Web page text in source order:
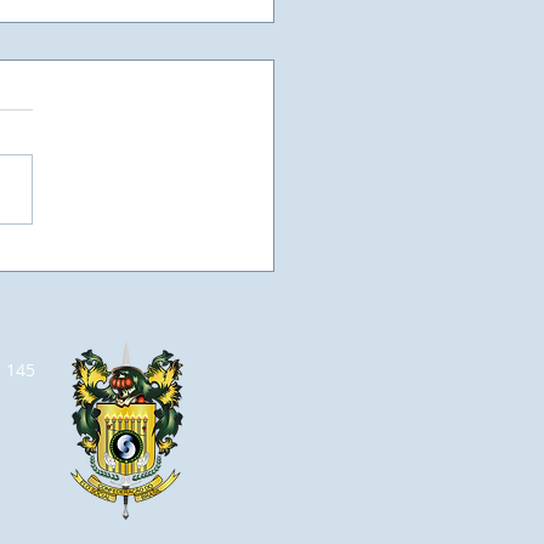
currículo, mas sim
espaço que se abre
o nosso
e
a vaga que
queremos.